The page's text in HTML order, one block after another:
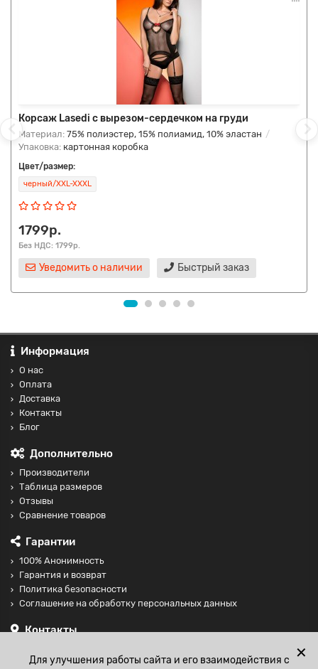
Корсаж Lasedi с вырезом-сердечком на груди
Материал: 75% полиэстер, 15% полиамид, 10% эластан
Упаковка: картонная коробка
Цвет/размер:
черный/XXL-XXXL
1799р.
Без НДС: 1799р.
Уведомить о наличии Быстрый заказ
Информация
О нас
Оплата
Доставка
Контакты
Блог
Дополнительно
Производители
Таблица размеров
Отзывы
Сравнение товаров
Гарантии
100% Анонимность
Гарантия и возврат
Политика безопасности
Соглашение на обработку персональных данных
Контакты
sales@fisting-shop.ru
✕
Для улучшения работы сайта и его взаимодействия с